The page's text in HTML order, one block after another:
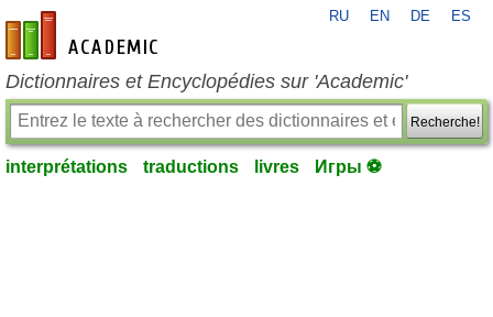
fr-academic.com
RU EN DE ES
Dictionnaires et Encyclopédies sur 'Academic'
Recherche!
interprétations traductions livres Игры ⚽